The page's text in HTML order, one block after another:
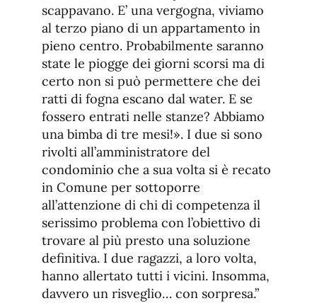
scappavano. E’ una vergogna, viviamo
al terzo piano di un appartamento in
pieno centro. Probabilmente saranno
state le piogge dei giorni scorsi ma di
certo non si può permettere che dei
ratti di fogna escano dal water. E se
fossero entrati nelle stanze? Abbiamo
una bimba di tre mesi!». I due si sono
rivolti all’amministratore del
condominio che a sua volta si è recato
in Comune per sottoporre
all’attenzione di chi di competenza il
serissimo problema con l’obiettivo di
trovare al più presto una soluzione
definitiva. I due ragazzi, a loro volta,
hanno allertato tutti i vicini. Insomma,
davvero un risveglio… con sorpresa.”